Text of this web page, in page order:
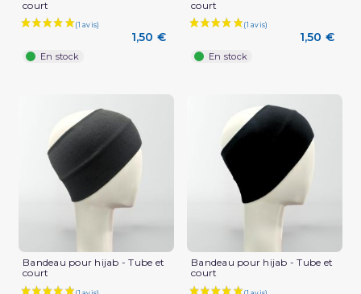
court
1,50 €
En stock
court
1,50 €
En stock
Bandeau pour hijab - Tube et
court
Bandeau pour hijab - Tube et
court